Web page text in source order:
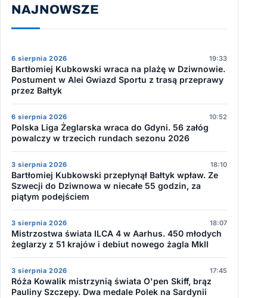
NAJNOWSZE
6 sierpnia 2026 19:33
Bartłomiej Kubkowski wraca na plażę w Dziwnowie.
Postument w Alei Gwiazd Sportu z trasą przeprawy
przez Bałtyk
6 sierpnia 2026 10:52
Polska Liga Żeglarska wraca do Gdyni. 56 załóg
powalczy w trzecich rundach sezonu 2026
3 sierpnia 2026 18:10
Bartłomiej Kubkowski przepłynął Bałtyk wpław. Ze
Szwecji do Dziwnowa w niecałe 55 godzin, za
piątym podejściem
3 sierpnia 2026 18:07
Mistrzostwa świata ILCA 4 w Aarhus. 450 młodych
żeglarzy z 51 krajów i debiut nowego żagla MkII
3 sierpnia 2026 17:45
Róża Kowalik mistrzynią świata O'pen Skiff, brąz
Pauliny Szczepy. Dwa medale Polek na Sardynii